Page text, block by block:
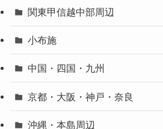
関東甲信越中部周辺
小布施
中国・四国・九州
京都・大阪・神戸・奈良
沖縄・本島周辺